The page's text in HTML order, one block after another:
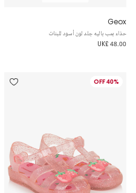
Geox
حذاء بمب باليه جلد لون أسود للبنات
UK£ 48.00
40% OFF